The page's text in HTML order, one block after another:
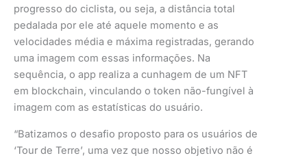
progresso do ciclista, ou seja, a distância total
pedalada por ele até aquele momento e as
velocidades média e máxima registradas, gerando
uma imagem com essas informações. Na
sequência, o app realiza a cunhagem de um NFT
em blockchain, vinculando o token não-fungível à
imagem com as estatísticas do usuário.
“Batizamos o desafio proposto para os usuários de
‘Tour de Terre’, uma vez que nosso objetivo não é